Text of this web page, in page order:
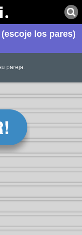
los pares)
pareja.